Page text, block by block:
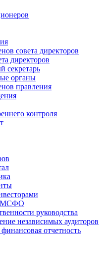
совета директоров
директоров
секретарь
органы
правления
контроля
МСФО
руководства
независимых аудиторов
отчетность